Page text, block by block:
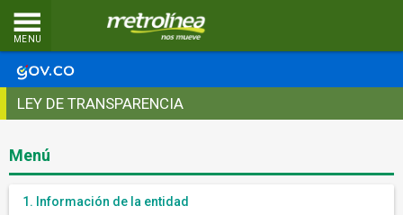
MENU
LEY DE TRANSPARENCIA
Menú
1. Información de la entidad